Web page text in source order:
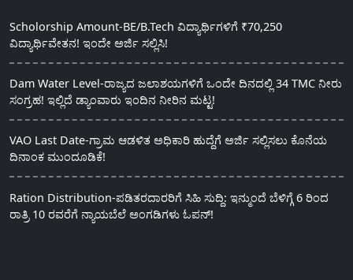
Scholorship Amount-BE/B.Tech ವಿದ್ಯಾರ್ಥಿಗಳಿಗೆ ₹70,250
ವಿದ್ಯಾರ್ಥಿವೇತನ! ಇಂದೇ ಅರ್ಜಿ ಸಲ್ಲಿಸಿ!
Dam Water Level-ರಾಜ್ಯದ ಜಲಾಶಯಗಳಿಗೆ ಒಂದೇ ದಿನದಲ್ಲಿ 34 TMC ನೀರು
ಸಂಗ್ರಹ! ಇಲ್ಲಿದೆ ಡ್ಯಾಂವಾರು ಇಂದಿನ ನೀರಿನ ಮಟ್ಟ!
VAO Last Date-ಗ್ರಾಮ ಆಡಳಿತ ಅಧಿಕಾರಿ ಹುದ್ದೆಗೆ ಅರ್ಜಿ ಸಲ್ಲಿಸಲು ಕೊನೆಯ
ದಿನಾಂಕ ಮುಂದೂಡಿಕೆ!
Ration Distribution-ಪಡಿತರದಾರರಿಗೆ ಸಿಹಿ ಸುದ್ದಿ: ಇನ್ಮುಂದೆ ಬೆಳಿಗ್ಗೆ 6 ರಿಂದ
ರಾತ್ರಿ 10 ರವರೆಗೆ ನ್ಯಾಯಬೆಲೆ ಅಂಗಡಿಗಳು ಓಪನ್!